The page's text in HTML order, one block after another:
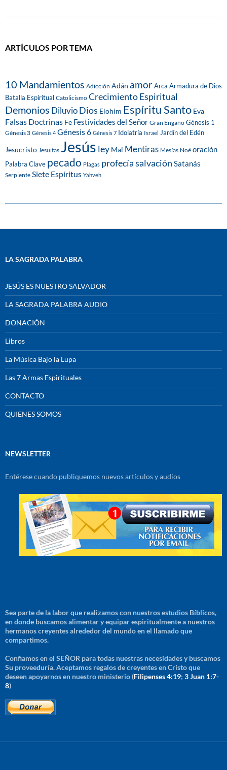
ARTÍCULOS POR TEMA
10 Mandamientos Adicción Adán amorArca Armadura de Dios
Batalla Espiritual Catolicismo Crecimiento Espiritual
Demonios DiluvioDios Elohim Espíritu Santo Eva
Falsas Doctrinas Fe Festividades del Señor Gran Engaño Génesis 1
Génesis 3 Génesis 4 Génesis 6 Génesis 7 Idolatría Israel Jardín del Edén
Jesucristo Jesuitas Jesús ley Mal Mentiras Mesías Noé oración
Palabra Clave pecado Plagas profecíasalvación Satanás
Serpiente Siete Espíritus Yahveh
LA SAGRADA PALABRA
JESÚS ES NUESTRO SALVADOR
LA SAGRADA PALABRA AUDIO
DONACIÓN
Libros
La Música Bajo la Lupa
Las 7 Armas Espirituales
CONTACTO
QUIENES SOMOS
NEWSLETTER
Entérese cuando publiquemos nuevos artículos y audios
Sea parte de la labor que realizamos con nuestros estudios Bíblicos,
en donde buscamos alimentar y equipar espiritualmente a nuestros
hermanos creyentes alrededor del mundo en el llamado que
compartimos.
Confiamos en el SEÑOR para todas nuestras necesidades y buscamos
Su proveeduría. Aceptamos regalos de creyentes en Cristo que
deseen apoyarnos en nuestro ministerio (Filipenses 4:19; 3 Juan 1:7-
8)